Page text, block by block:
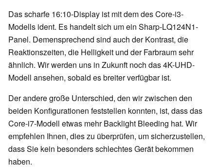
Das scharfe 16:10-Display ist mit dem des Core-i3-
Modells ident. Es handelt sich um ein Sharp-LQ124N1-
Panel. Demensprechend sind auch der Kontrast, die
Reaktionszeiten, die Helligkeit und der Farbraum sehr
ähnlich. Wir werden uns in Zukunft noch das 4K-UHD-
Modell ansehen, sobald es breiter verfügbar ist.
Der andere große Unterschied, den wir zwischen den
beiden Konfigurationen feststellen konnten, ist, dass das
Core-i7-Modell etwas mehr Backlight Bleeding hat. Wir
empfehlen Ihnen, dies zu überprüfen, um sicherzustellen,
dass Sie kein besonders schlechtes Gerät bekommen
haben.